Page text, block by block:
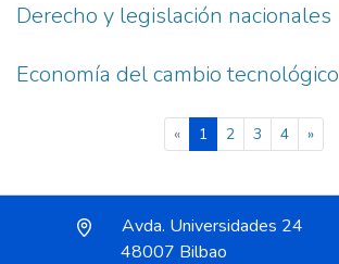
Derecho y legislación nacionales
Economía del cambio tecnológico
« 1(current)
2 3 4 »
Avda. Universidades 24
48007 Bilbao